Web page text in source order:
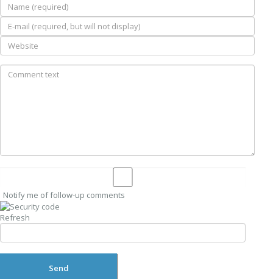
Notify me of follow-up comments
Refresh
Send